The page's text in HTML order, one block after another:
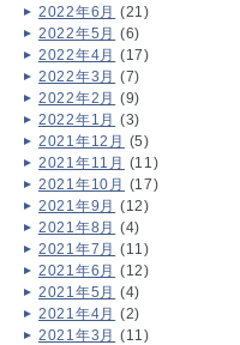
2022年6月 (21)
2022年5月 (6)
2022年4月 (17)
2022年3月 (7)
2022年2月 (9)
2022年1月 (3)
2021年12月 (5)
2021年11月 (11)
2021年10月 (17)
2021年9月 (12)
2021年8月 (4)
2021年7月 (11)
2021年6月 (12)
2021年5月 (4)
2021年4月 (2)
2021年3月 (11)